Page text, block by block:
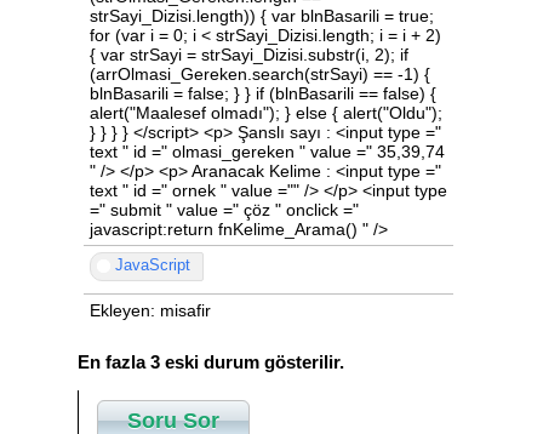
strSayi_Dizisi.length)) { var blnBasarili = true;
for (var i = 0; i < strSayi_Dizisi.length; i = i + 2)
{ var strSayi = strSayi_Dizisi.substr(i, 2); if
(arrOlmasi_Gereken.search(strSayi) == -1) {
blnBasarili = false; } } if (blnBasarili == false) {
alert("Maalesef olmadı"); } else { alert("Oldu");
} } } } </script> <p> Şanslı sayı : <input type ="
text " id =" olmasi_gereken " value =" 35,39,74
" /> </p> <p> Aranacak Kelime : <input type ="
text " id =" ornek " value ="" /> </p> <input type
=" submit " value =" çöz " onclick ="
javascript:return fnKelime_Arama() " />
JavaScript
Ekleyen: misafir
En fazla 3 eski durum gösterilir.
Soru Sor